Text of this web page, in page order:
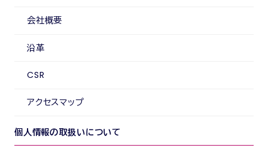
会社概要
沿革
CSR
アクセスマップ
個人情報の取扱いについて